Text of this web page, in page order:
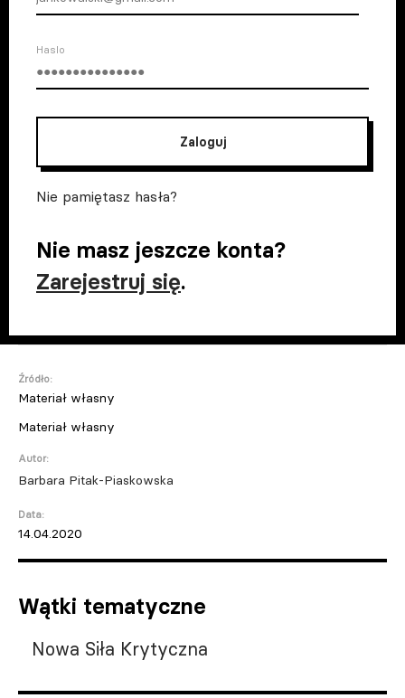
Haslo
Zaloguj
Nie pamiętasz hasła?
Nie masz jeszcze konta?
Zarejestruj się.
Źródło:
Materiał własny
Materiał własny
Autor:
Barbara Pitak-Piaskowska
Data:
14.04.2020
Wątki tematyczne
Nowa Siła Krytyczna